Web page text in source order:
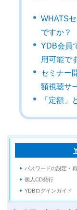
WHATS
ですか？
YDB会員
用可能で
セミナー
額視聴サ
「定額」
パスワードの設定・
個人CD発行
YDBログインガイド